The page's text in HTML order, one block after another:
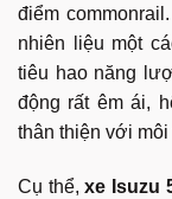
điểm
nhiên liệu một
tiêu hao năng
động rất êm ái,
thân thiện với
Cụ thể,xe Isuzu